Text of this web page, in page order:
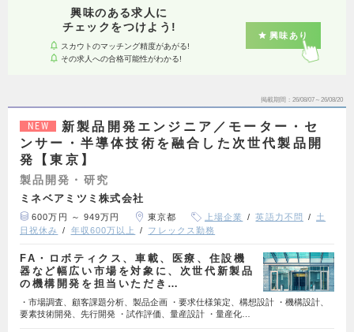
興味のある求人に
チェックをつけよう!
スカウトのマッチング精度があがる!
その求人への合格可能性がわかる!
興味あり
掲載期間 26/08/07～26/08/20
NEW
新製品開発エンジニア／モーター・セ
ンサー・半導体技術を融合した次世代製品開
発【東京】
製品開発・研究
ミネベアミツミ株式会社
600万円 ～ 949万円 東京都 上場企業 英語力不問
土
日祝休み
年収600万以上 フレックス勤務
FA・ロボティクス、車載、医療、住設機
器など幅広い市場を対象に、次世代新製品
の機構開発を担当いただき…
・市場調査、顧客課題分析、製品企画 ・要求仕様策定、構想設計 ・機構設計、
要素技術開発、先行開発 ・試作評価、量産設計 ・量産化…